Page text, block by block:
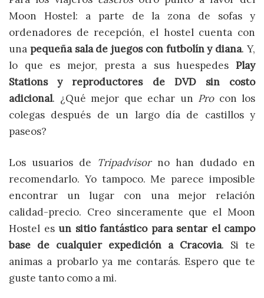
Moon Hostel: a parte de la zona de sofas y
ordenadores de recepción, el hostel cuenta con
una pequeña sala de juegos con futbolín y diana. Y,
lo que es mejor, presta a sus huespedes Play
Stations y reproductores de DVD sin costo
adicional. ¿Qué mejor que echar un Procon los
colegas después de un largo día de castillos y
paseos?
Los usuarios de Tripadvisor no han dudado en
recomendarlo. Yo tampoco. Me parece imposible
encontrar un lugar con una mejor relación
calidad-precio. Creo sinceramente que el Moon
Hostel es un sitio fantástico para sentar el campo
base de cualquier expedición a Cracovia. Si te
animas a probarlo ya me contarás. Espero que te
guste tanto como a mi.